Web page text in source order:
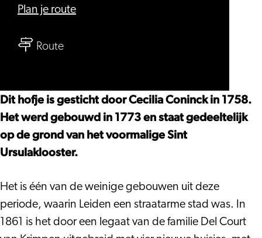
Plan je routenaar
Routenaar
Dit hofje is gesticht door Cecilia Coninck in 1758.
Het werd gebouwd in 1773 en staat gedeeltelijk
op de grond van het voormalige Sint
Ursulaklooster.
Het is één van de weinige gebouwen uit deze
periode, waarin Leiden een straatarme stad was. In
1861 is het door een legaat van de familie Del Court